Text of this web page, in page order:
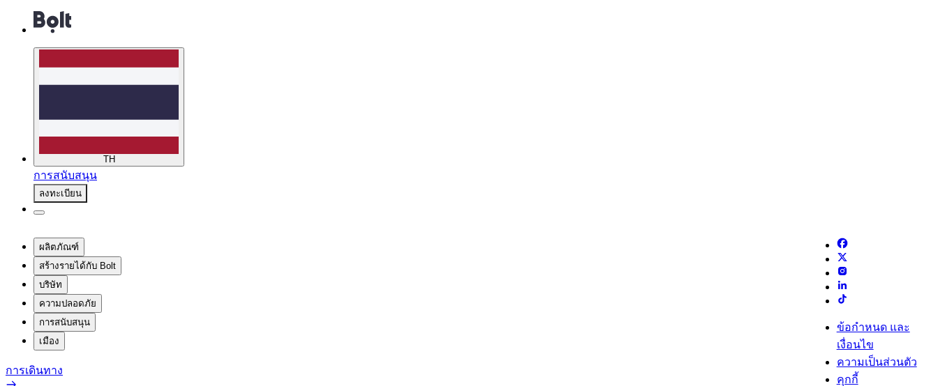
TH
การสนับสนุน
ลงทะเบียน
ผลิตภัณฑ์
สร้างรายได้กับ Bolt
บริษัท
ความปลอดภัย
การสนับสนุน
เมือง
การเดินทาง
ข้อกำหนด และ
เงื่อนไข
ความเป็นส่วนตัว
คุกกี้